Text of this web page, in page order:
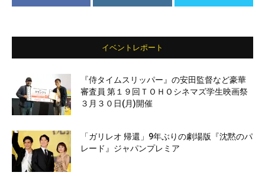
イベントレポート
『侍タイムスリッパー』の安田監督など豪華
審査員 第１９回ＴＯＨＯシネマズ学生映画祭
３月３０日(月)開催
「ガリレオ 帰還」9年ぶりの劇場版『沈黙のパ
レード』ジャパンプレミア